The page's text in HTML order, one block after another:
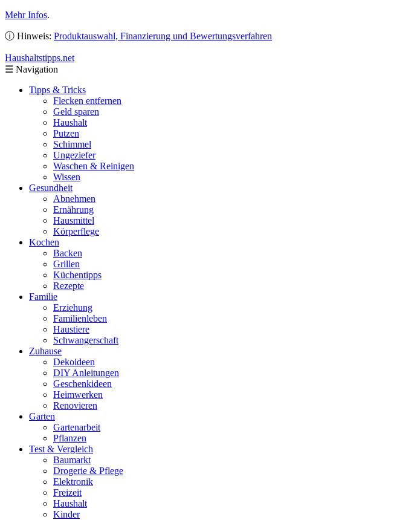
Mehr Infos.
ⓘ Hinweis: Produktauswahl, Finanzierung und Bewertungsverfahren
Haushaltstipps.net
☰ Navigation
Tipps & Tricks
Flecken entfernen
Geld sparen
Haushalt
Putzen
Schimmel
Ungeziefer
Waschen & Reinigen
Wissen
Gesundheit
Abnehmen
Ernährung
Hausmittel
Körperflege
Kochen
Backen
Grillen
Küchentipps
Rezepte
Familie
Erziehung
Familienleben
Haustiere
Schwangerschaft
Zuhause
Dekoideen
DIY Anleitungen
Geschenkideen
Heimwerken
Renovieren
Garten
Gartenarbeit
Pflanzen
Test & Vergleich
Baumarkt
Drogerie & Pflege
Elektronik
Freizeit
Haushalt
Kinder